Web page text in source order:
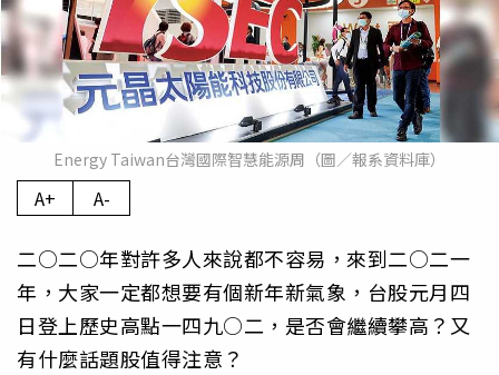
Energy Taiwan台灣國際智慧能源周（圖／報系資料庫）
A+ A-
二○二○年對許多人來說都不容易，來到二○二一
年，大家一定都想要有個新年新氣象，台股元月四
日登上歷史高點一四九○二，是否會繼續攀高？又
有什麼話題股值得注意？